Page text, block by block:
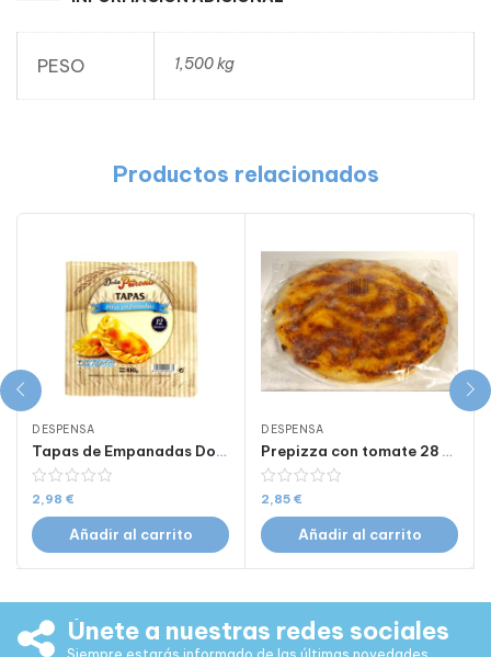
PESO 1,500 kg
Productos relacionados
DESPENSA
Tapas de Empanadas Doña Petrona x 12 uds 410 gr.
2,98 €
Añadir al carrito
DESPENSA
Prepizza con tomate 28 cm
2,85 €
Añadir al carrito
Únete a nuestras redes sociales